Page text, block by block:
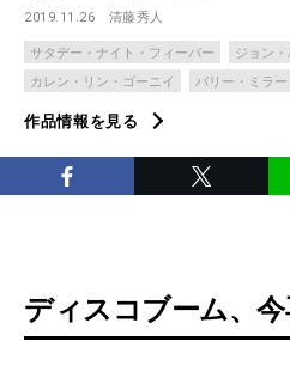
2019.11.26 清藤秀人
サタデー・ナイト・フィーバー ジョン
カレン・リン・ゴーニイ
バリー・ミラー
作品情報を見る
ディスコブーム、